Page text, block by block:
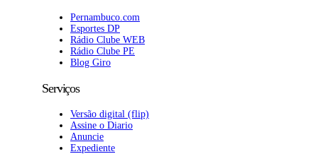
Pernambuco.com
Esportes DP
Rádio Clube WEB
Rádio Clube PE
Blog Giro
Serviços
Versão digital (flip)
Assine o Diario
Anuncie
Expediente